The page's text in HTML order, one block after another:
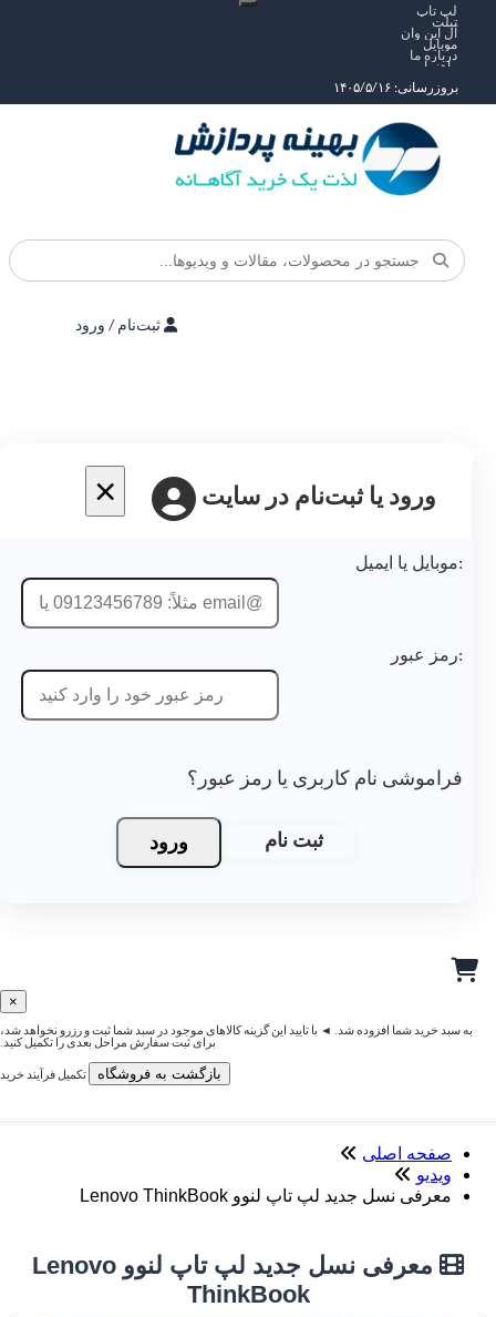
لپ تاپ
تبلت
آل این وان
موبایل
درباره ما
راهنما
بروزرسانی: ۱۴۰۵/۵/۱۶
ثبت‌نام / ورود
× ورود یا ثبت‌نام در سایت
موبایل یا ایمیل:
رمز عبور:
فراموشی نام کاربری یا رمز عبور؟
ورود ثبت نام
×
به سبد خرید شما افزوده شد. ◄ با تایید این گزینه کالاهای موجود در سبد شما ثبت و رزرو نخواهد شد،
برای ثبت سفارش مراحل بعدی را تکمیل کنید.
بازگشت به فروشگاه تکمیل فرآیند خرید
صفحه اصلی
ویدیو
معرفی نسل جدید لپ تاپ لنوو Lenovo ThinkBook
معرفی نسل جدید لپ تاپ لنوو Lenovo
ThinkBook